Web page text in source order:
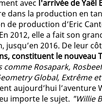
avec l'arrivée de Yaël
dans la production en
de production d’Eric
2012, elle a fait son
2016. De leur
constituent le nouveau
Rosapark,
Global, Extrême
aujourd’hui l’aventure
importe le sujet. "Willie